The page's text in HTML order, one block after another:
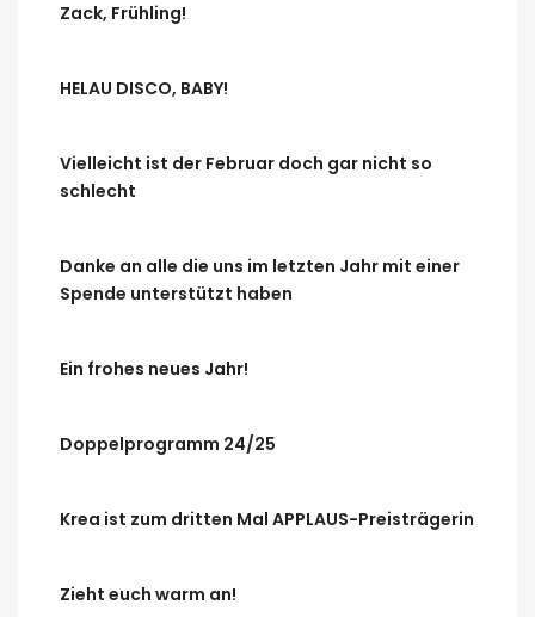
Zack, Frühling!
HELAU DISCO, BABY!
Vielleicht ist der Februar doch gar nicht so
schlecht
Danke an alle die uns im letzten Jahr mit einer
Spende unterstützt haben
Ein frohes neues Jahr!
Doppelprogramm 24/25
Krea ist zum dritten Mal APPLAUS-Preisträgerin
Zieht euch warm an!